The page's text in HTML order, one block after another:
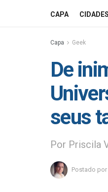
CAPA CIDADES
Capa Geek
De
seus
Por Priscila
Postado por